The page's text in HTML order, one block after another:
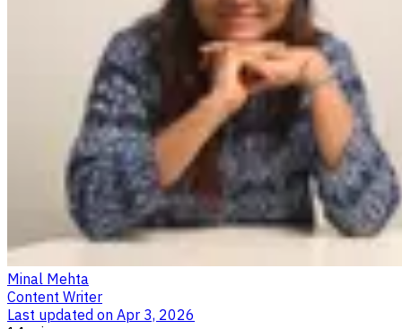
Minal Mehta
Content Writer
Last updated on Apr 3, 2026